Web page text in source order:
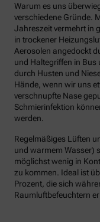
Warum es uns
verschiedene Gründe.
Jahreszeit vermehrt in
in trockener
Aerosolen angedockt
und Haltegriffen in Bus
durch Husten und
Hände, wenn wir uns
verschnupfte Nase
Schmierinfektion
werden.
Regelmäßiges Lüften
und warmem Wasser)
möglichst wenig in
zu kommen. Ideal ist
Prozent, die sich
Raumluftbefeuchtern